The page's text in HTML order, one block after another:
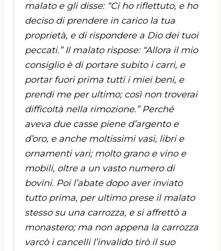
malato e gli disse: “Ci ho riflettuto, e ho
deciso di prendere in carico la tua
proprietà, e di rispondere a Dio dei tuoi
peccati.” Il malato rispose: “Allora il mio
consiglio è di portare subito i carri, e
portar fuori prima tutti i miei beni, e
prendi me per ultimo; così non troverai
difficoltà nella rimozione.” Perché
aveva due casse piene d’argento e
d’oro, e anche moltissimi vasi, libri e
ornamenti vari; molto grano e vino e
mobili, oltre a un vasto numero di
bovini. Poi l’abate dopo aver inviato
tutto prima, per ultimo prese il malato
stesso su una carrozza, e si affrettò a
monastero; ma non appena la carrozza
varcò i cancelli l’invalido tirò il suo